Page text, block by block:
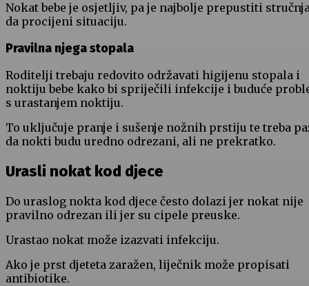
Nokat bebe je osjetljiv, pa je najbolje prepustiti
da procijeni situaciju.
Pravilna njega stopala
Roditelji trebaju redovito održavati higijenu stopala i
noktiju bebe kako bi spriječili infekcije i buduće
s urastanjem noktiju.
To uključuje pranje i sušenje nožnih prstiju te treba
da nokti budu uredno odrezani, ali ne prekratko.
Urasli nokat kod djece
Do uraslog nokta kod djece često dolazi jer nokat nije
pravilno odrezan ili jer su cipele preuske.
Urastao nokat može izazvati infekciju.
Ako je prst djeteta zaražen, liječnik može propisati
antibiotike.